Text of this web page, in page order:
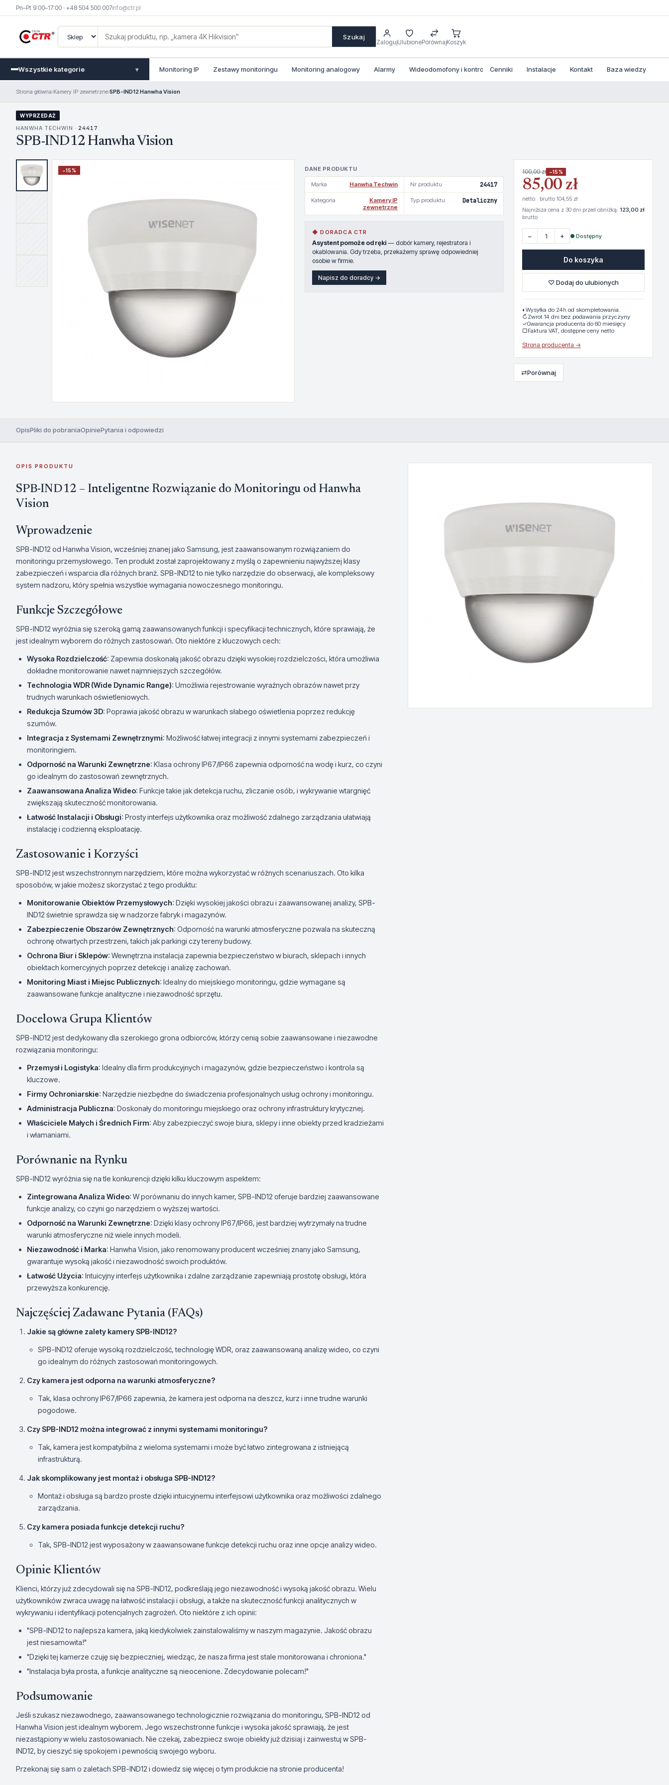
Pn–Pt 9:00–17:00 · +48 504 500 007info@ctr.pl
Szukaj
ZalogujUlubionePorównajKoszyk
Wszystkie kategorie ▾ Monitoring IP Zestawy monitoringu Monitoring analogowy Alarmy Wideodomofony i kontrola dostepu
Cenniki Instalacje Kontakt Baza wiedzy
Strona główna›Kamery IP zewnetrzne›SPB-IND12 Hanwha Vision
WYPRZEDAŻ
HANWHA TECHWIN · 24417
SPB-IND12 Hanwha Vision
−15% DANE PRODUKTU
Marka Hanwha Techwin Nr produktu 24417
Kategoria
Kamery IP
zewnetrzne
Typ produktu Detaliczny
◆ DORADCA CTR
Asystent pomoże od ręki — dobór kamery, rejestratora i
okablowania. Gdy trzeba, przekażemy sprawę odpowiedniej
osobie w firmie.
Napisz do doradcy →
100,00 zł −15%
85,00 zł
netto · brutto 104,55 zł
Najniższa cena z 30 dni przed obniżką: 123,00 zł
brutto
− + ● Dostępny
Do koszyka
♡ Dodaj do ulubionych
◐ Wysyłka do 24h od skompletowania.
↻Zwrot 14 dni bez podawania przyczyny
✓Gwarancja producenta do 60 miesięcy
▢Faktura VAT, dostępne ceny netto
Strona producenta →
⇄Porównaj
OpisPliki do pobraniaOpiniePytania i odpowiedzi
OPIS PRODUKTU
SPB-IND12 – Inteligentne Rozwiązanie do Monitoringu od Hanwha
Vision
Wprowadzenie
SPB-IND12 od Hanwha Vision, wcześniej znanej jako Samsung, jest zaawansowanym rozwiązaniem do
monitoringu przemysłowego. Ten produkt został zaprojektowany z myślą o zapewnieniu najwyższej klasy
zabezpieczeń i wsparcia dla różnych branż. SPB-IND12 to nie tylko narzędzie do obserwacji, ale kompleksowy
system nadzoru, który spełnia wszystkie wymagania nowoczesnego monitoringu.
Funkcje Szczegółowe
SPB-IND12 wyróżnia się szeroką gamą zaawansowanych funkcji i specyfikacji technicznych, które sprawiają, że
jest idealnym wyborem do różnych zastosowań. Oto niektóre z kluczowych cech:
Wysoka Rozdzielczość: Zapewnia doskonałą jakość obrazu dzięki wysokiej rozdzielczości, która umożliwia
dokładne monitorowanie nawet najmniejszych szczegółów.
Technologia WDR (Wide Dynamic Range): Umożliwia rejestrowanie wyraźnych obrazów nawet przy
trudnych warunkach oświetleniowych.
Redukcja Szumów 3D: Poprawia jakość obrazu w warunkach słabego oświetlenia poprzez redukcję
szumów.
Integracja z Systemami Zewnętrznymi: Możliwość łatwej integracji z innymi systemami zabezpieczeń i
monitoringiem.
Odporność na Warunki Zewnętrzne: Klasa ochrony IP67/IP66 zapewnia odporność na wodę i kurz, co czyni
go idealnym do zastosowań zewnętrznych.
Zaawansowana Analiza Wideo: Funkcje takie jak detekcja ruchu, zliczanie osób, i wykrywanie wtargnięć
zwiększają skuteczność monitorowania.
Łatwość Instalacji i Obsługi: Prosty interfejs użytkownika oraz możliwość zdalnego zarządzania ułatwiają
instalację i codzienną eksploatację.
Zastosowanie i Korzyści
SPB-IND12 jest wszechstronnym narzędziem, które można wykorzystać w różnych scenariuszach. Oto kilka
sposobów, w jakie możesz skorzystać z tego produktu:
Monitorowanie Obiektów Przemysłowych: Dzięki wysokiej jakości obrazu i zaawansowanej analizy, SPB-
IND12 świetnie sprawdza się w nadzorze fabryk i magazynów.
Zabezpieczenie Obszarów Zewnętrznych: Odporność na warunki atmosferyczne pozwala na skuteczną
ochronę otwartych przestrzeni, takich jak parkingi czy tereny budowy.
Ochrona Biur i Sklepów: Wewnętrzna instalacja zapewnia bezpieczeństwo w biurach, sklepach i innych
obiektach komercyjnych poprzez detekcję i analizę zachowań.
Monitoring Miast i Miejsc Publicznych: Idealny do miejskiego monitoringu, gdzie wymagane są
zaawansowane funkcje analityczne i niezawodność sprzętu.
Docelowa Grupa Klientów
SPB-IND12 jest dedykowany dla szerokiego grona odbiorców, którzy cenią sobie zaawansowane i niezawodne
rozwiązania monitoringu:
Przemysł i Logistyka: Idealny dla firm produkcyjnych i magazynów, gdzie bezpieczeństwo i kontrola są
kluczowe.
Firmy Ochroniarskie: Narzędzie niezbędne do świadczenia profesjonalnych usług ochrony i monitoringu.
Administracja Publiczna: Doskonały do monitoringu miejskiego oraz ochrony infrastruktury krytycznej.
Właściciele Małych i Średnich Firm: Aby zabezpieczyć swoje biura, sklepy i inne obiekty przed kradzieżami
i włamaniami.
Porównanie na Rynku
SPB-IND12 wyróżnia się na tle konkurencji dzięki kilku kluczowym aspektem:
Zintegrowana Analiza Wideo: W porównaniu do innych kamer, SPB-IND12 oferuje bardziej zaawansowane
funkcje analizy, co czyni go narzędziem o wyższej wartości.
Odporność na Warunki Zewnętrzne: Dzięki klasy ochrony IP67/IP66, jest bardziej wytrzymały na trudne
warunki atmosferyczne niż wiele innych modeli.
Niezawodność i Marka: Hanwha Vision, jako renomowany producent wcześniej znany jako Samsung,
gwarantuje wysoką jakość i niezawodność swoich produktów.
Łatwość Użycia: Intuicyjny interfejs użytkownika i zdalne zarządzanie zapewniają prostotę obsługi, która
przewyższa konkurencję.
Najczęściej Zadawane Pytania (FAQs)
Jakie są główne zalety kamery SPB-IND12?
SPB-IND12 oferuje wysoką rozdzielczość, technologię WDR, oraz zaawansowaną analizę wideo, co czyni
go idealnym do różnych zastosowań monitoringowych.
Czy kamera jest odporna na warunki atmosferyczne?
Tak, klasa ochrony IP67/IP66 zapewnia, że kamera jest odporna na deszcz, kurz i inne trudne warunki
pogodowe.
Czy SPB-IND12 można integrować z innymi systemami monitoringu?
Tak, kamera jest kompatybilna z wieloma systemami i może być łatwo zintegrowana z istniejącą
infrastrukturą.
Jak skomplikowany jest montaż i obsługa SPB-IND12?
Montaż i obsługa są bardzo proste dzięki intuicyjnemu interfejsowi użytkownika oraz możliwości zdalnego
zarządzania.
Czy kamera posiada funkcje detekcji ruchu?
Tak, SPB-IND12 jest wyposażony w zaawansowane funkcje detekcji ruchu oraz inne opcje analizy wideo.
Opinie Klientów
Klienci, którzy już zdecydowali się na SPB-IND12, podkreślają jego niezawodność i wysoką jakość obrazu. Wielu
użytkowników zwraca uwagę na łatwość instalacji i obsługi, a także na skuteczność funkcji analitycznych w
wykrywaniu i identyfikacji potencjalnych zagrożeń. Oto niektóre z ich opinii:
"SPB-IND12 to najlepsza kamera, jaką kiedykolwiek zainstalowaliśmy w naszym magazynie. Jakość obrazu
jest niesamowita!"
"Dzięki tej kamerze czuję się bezpieczniej, wiedząc, że nasza firma jest stale monitorowana i chroniona."
"Instalacja była prosta, a funkcje analityczne są nieocenione. Zdecydowanie polecam!"
Podsumowanie
Jeśli szukasz niezawodnego, zaawansowanego technologicznie rozwiązania do monitoringu, SPB-IND12 od
Hanwha Vision jest idealnym wyborem. Jego wszechstronne funkcje i wysoka jakość sprawiają, że jest
niezastąpiony w wielu zastosowaniach. Nie czekaj, zabezpiecz swoje obiekty już dzisiaj i zainwestuj w SPB-
IND12, by cieszyć się spokojem i pewnością swojego wyboru.
Przekonaj się sam o zaletach SPB-IND12 i dowiedz się więcej o tym produkcie na stronie producenta!